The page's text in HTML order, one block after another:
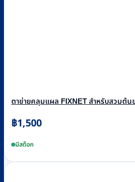
ตาข่ายคลุมแผล FIXNET สำหรับสวมต้น
฿1,500
มีสต็อก